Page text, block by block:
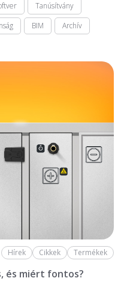
Tanúsítvány
BIM Archív
Hírek Cikkek Termékek
és miért fontos?